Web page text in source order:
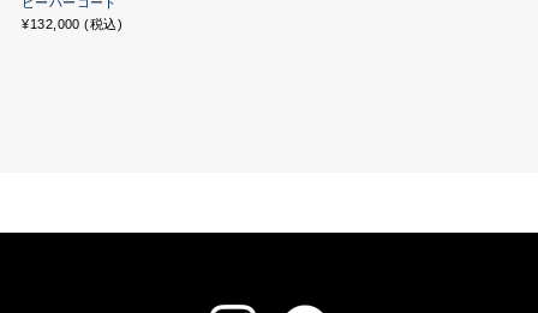
¥132,000 (税込)